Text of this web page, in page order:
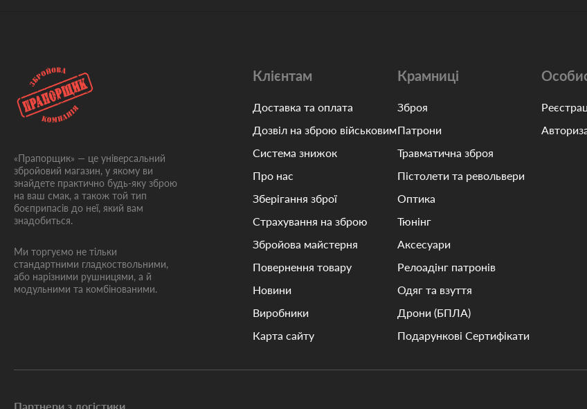
«Прапорщик» — це універсальний
збройовий магазин, у якому ви
знайдете практично будь-яку зброю
на ваш смак, а також той тип
боєприпасів до неї, який вам
знадобиться.
Ми торгуємо не тільки
стандартними гладкоствольними,
або нарізними рушницями, а й
модульними та комбінованими.
Клієнтам
Доставка та оплата
Дозвіл на зброю військовим
Система знижок
Про нас
Зберігання зброї
Страхування на зброю
Збройова майстерня
Повернення товару
Новини
Виробники
Карта сайту
Крамниці
Зброя
Патрони
Травматична зброя
Пістолети та револьвери
Оптика
Тюнінг
Аксесуари
Релоадінг патронів
Одяг та взуття
Дрони (БПЛА)
Подарункові Сертифікати
Партнери з логістики